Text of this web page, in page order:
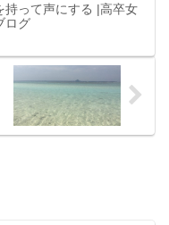
持って声にする |高卒女
ログ